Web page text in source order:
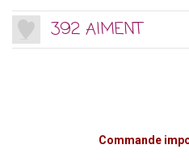
392 AIMENT
Commande